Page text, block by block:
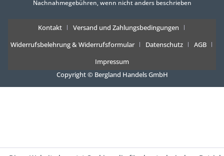
Nachnahmegebühren, wenn nicht anders beschrieben
Kontakt
Versand und Zahlungsbedingungen
Widerrufsbelehrung & Widerrufsformular
Datenschutz
AGB
Impressum
Copyright © Bergland Handels GmbH